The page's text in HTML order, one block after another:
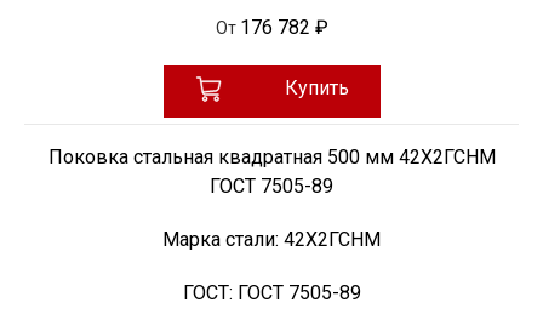
От 176 782 ₽
Купить
Поковка стальная квадратная 500 мм 42Х2ГСНМ
ГОСТ 7505-89
Марка стали: 42Х2ГСНМ
ГОСТ: ГОСТ 7505-89